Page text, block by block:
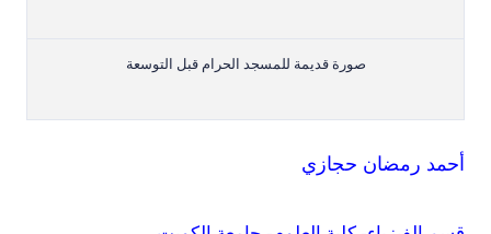
صورة قديمة للمسجد الحرام قبل التوسعة
أحمد رمضان حجازي